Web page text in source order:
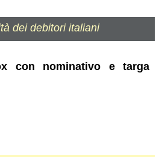
dei debitori italiani
con nominativo e targa